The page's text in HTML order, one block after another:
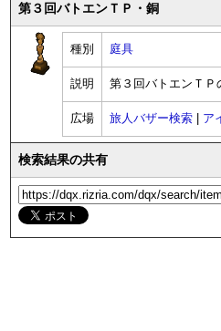
第３回バトエンＴＰ・銅
種別 庭具
説明 第３回バトエンＴＰ
広場 旅人バザー検索 ア
検索結果の共有